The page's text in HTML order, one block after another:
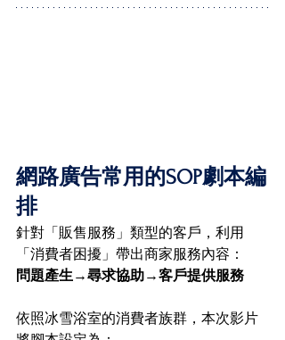
網路廣告常用的SOP劇本編
排
針對「販售服務」類型的客戶，利用
「消費者困擾」帶出商家服務內容：
問題產生→尋求協助→客戶提供服務
依照冰雪浴室的消費者族群，本次影片